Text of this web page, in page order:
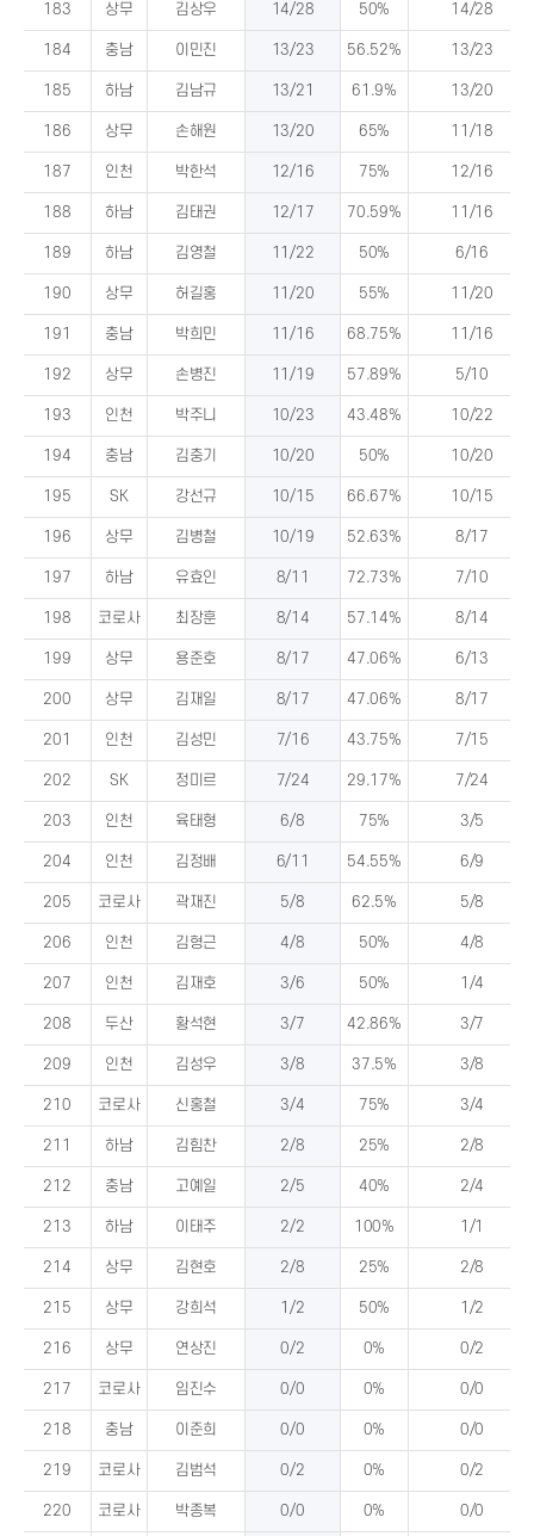
183 상무 김상우 14/28 50% 14/28
184 충남 이민진 13/23 56.52% 13/23
185 하남 김남규 13/21 61.9% 13/20
186 상무 손해원 13/20 65% 11/18
187 인천 박한석 12/16 75% 12/16
188 하남 김태권 12/17 70.59% 11/16
189 하남 김영철 11/22 50% 6/16
190 상무 허길홍 11/20 55% 11/20
191 충남 박희민 11/16 68.75% 11/16
192 상무 손병진 11/19 57.89% 5/10
193 인천 박주니 10/23 43.48% 10/22
194 충남 김충기 10/20 50% 10/20
195 SK 강선규 10/15 66.67% 10/15
196 상무 김병철 10/19 52.63% 8/17
197 하남 유효인 8/11 72.73% 7/10
198 코로사 최장훈 8/14 57.14% 8/14
199 상무 용준호 8/17 47.06% 6/13
200 상무 김재일 8/17 47.06% 8/17
201 인천 김성민 7/16 43.75% 7/15
202 SK 정미르 7/24 29.17% 7/24
203 인천 육태형 6/8 75% 3/5
204 인천 김정배 6/11 54.55% 6/9
205 코로사 곽재진 5/8 62.5% 5/8
206 인천 김형근 4/8 50% 4/8
207 인천 김재호 3/6 50% 1/4
208 두산 황석현 3/7 42.86% 3/7
209 인천 김성우 3/8 37.5% 3/8
210 코로사 신홍철 3/4 75% 3/4
211 하남 김힘찬 2/8 25% 2/8
212 충남 고예일 2/5 40% 2/4
213 하남 이태주 2/2 100% 1/1
214 상무 김현호 2/8 25% 2/8
215 상무 강희석 1/2 50% 1/2
216 상무 연상진 0/2 0% 0/2
217 코로사 임진수 0/0 0% 0/0
218 충남 이준희 0/0 0% 0/0
219 코로사 김범석 0/2 0% 0/2
220 코로사 박종복 0/0 0% 0/0